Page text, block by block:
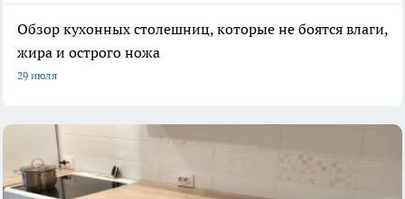
Обзор кухонных столешниц, которые не боятся влаги,
жира и острого ножа
29 июля